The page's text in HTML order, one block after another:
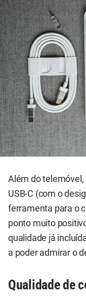
Além do telemóvel,
USB-C (com o
ferramenta para o
ponto muito
qualidade já
a poder admirar o
Qualidade de